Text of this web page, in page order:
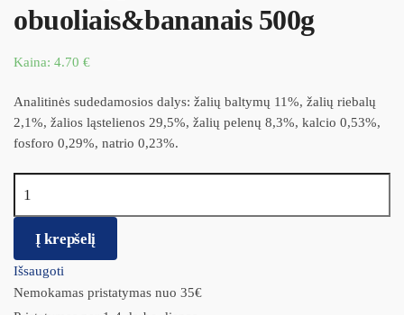
obuoliais&bananais 500g
Kaina: 4.70 €
Analitinės sudedamosios dalys: žalių baltymų 11%, žalių riebalų
2,1%, žalios ląstelienos 29,5%, žalių pelenų 8,3%, kalcio 0,53%,
fosforo 0,29%, natrio 0,23%.
Į krepšelį
Išsaugoti
Nemokamas pristatymas nuo 35€